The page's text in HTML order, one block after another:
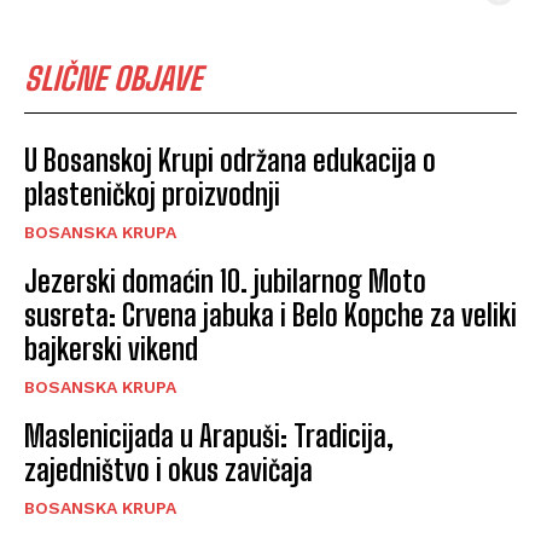
SLIČNE OBJAVE
U Bosanskoj Krupi održana edukacija o
plasteničkoj proizvodnji
BOSANSKA KRUPA
Jezerski domaćin 10. jubilarnog Moto
susreta: Crvena jabuka i Belo Kopche za veliki
bajkerski vikend
BOSANSKA KRUPA
Maslenicijada u Arapuši: Tradicija,
zajedništvo i okus zavičaja
BOSANSKA KRUPA